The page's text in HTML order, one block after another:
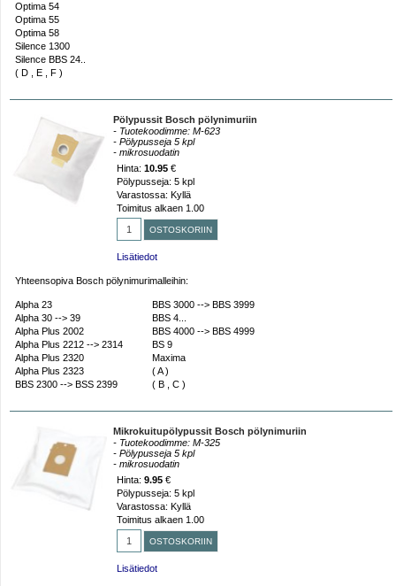
Optima 54
Optima 55
Optima 58
Silence 1300
Silence BBS 24..
( D , E , F )
Pölypussit Bosch pölynimuriin
- Tuotekoodimme: M-623
- Pölypusseja 5 kpl
- mikrosuodatin
Hinta: 10.95 €
Pölypusseja: 5 kpl
Varastossa: Kyllä
Toimitus alkaen 1.00
Lisätiedot
Yhteensopiva Bosch pölynimurimalleihin:
Alpha 23
Alpha 30 --> 39
Alpha Plus 2002
Alpha Plus 2212 --> 2314
Alpha Plus 2320
Alpha Plus 2323
BBS 2300 --> BSS 2399
BBS 3000 --> BBS 3999
BBS 4...
BBS 4000 --> BBS 4999
BS 9
Maxima
( A )
( B , C )
Mikrokuitupölypussit Bosch pölynimuriin
- Tuotekoodimme: M-325
- Pölypusseja 5 kpl
- mikrosuodatin
Hinta: 9.95 €
Pölypusseja: 5 kpl
Varastossa: Kyllä
Toimitus alkaen 1.00
Lisätiedot